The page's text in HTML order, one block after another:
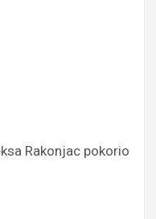
Rakonjac pokorio